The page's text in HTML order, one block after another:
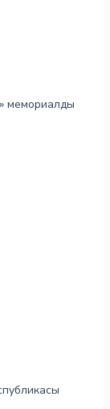
мемориалды